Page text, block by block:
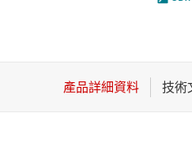
感測器